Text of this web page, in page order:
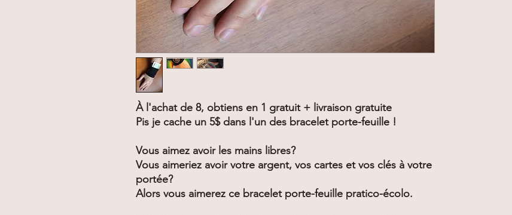
À l'achat de 8, obtiens en 1 gratuit + livraison gratuite
Pis je cache un 5$ dans l'un des bracelet porte-feuille !
Vous aimez avoir les mains libres?
Vous aimeriez avoir votre argent, vos cartes et vos clés à votre
portée?
Alors vous aimerez ce bracelet porte-feuille pratico-écolo.